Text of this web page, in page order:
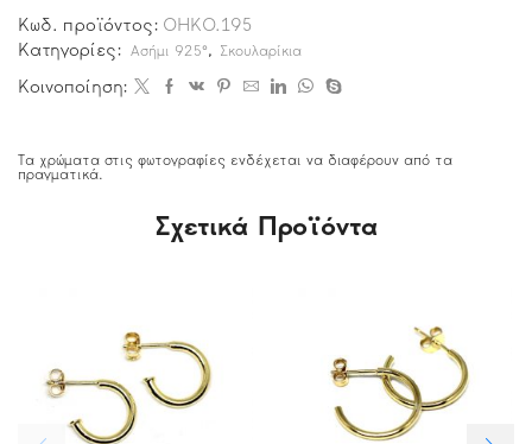
Κωδ. προϊόντος: OHKO.195
Κατηγορίες: Ασήμι 925°, Σκουλαρίκια
Κοινοποίηση:
Τα χρώματα στις φωτογραφίες ενδέχεται να διαφέρουν από τα
πραγματικά.
Σχετικά Προϊόντα